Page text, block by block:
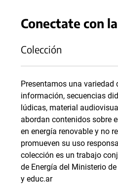
Conectate con
Colección
Presentamos una variedad
información, secuencias
lúdicas, material
abordan contenidos sobre
en energía renovable y no
promueven su uso
colección es un trabajo
de Energía del Ministerio
y educ.ar